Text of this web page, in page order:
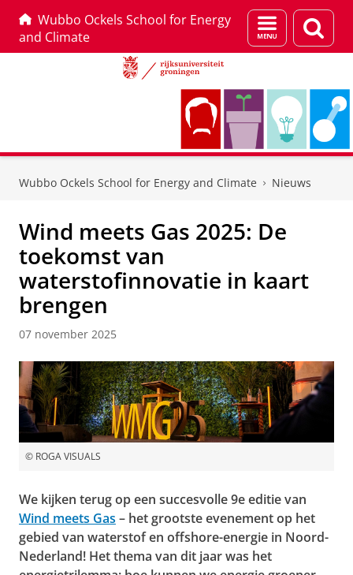
Wubbo Ockels School for Energy
and Climate
Menu
en
Wubbo Ockels School for Energy and Climate Nieuws
Wind meets Gas 2025: De
toekomst van
waterstofinnovatie in kaart
brengen
07 november 2025
© ROGA VISUALS
We kijken terug op een succesvolle 9e editie van
Wind meets Gas – het grootste evenement op het
gebied van waterstof en offshore-energie in Noord-
Nederland! Het thema van dit jaar was het